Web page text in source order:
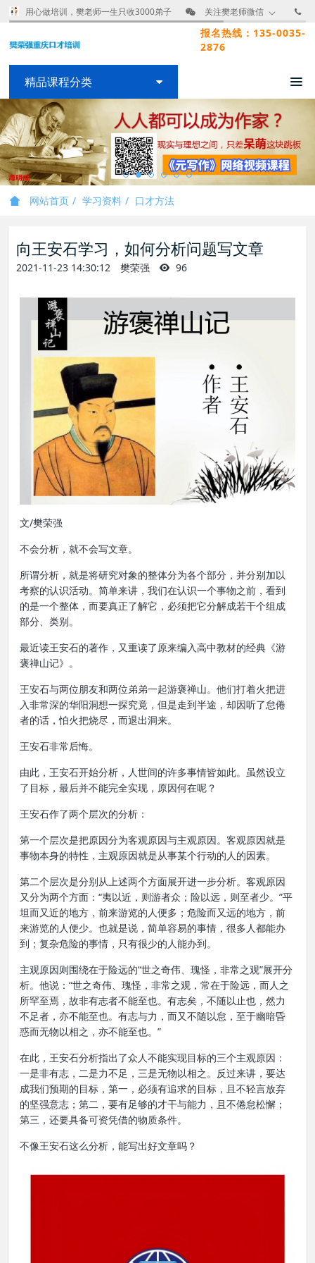
用心做培训，樊老师一生只收3000弟子 关注樊老师微信
报名热线：135-0035-
2876
精品课程分类
网站首页 学习资料 口才方法
向王安石学习，如何分析问题写文章
2021-11-23 14:30:12 樊荣强 96
文/樊荣强
不会分析，就不会写文章。
所谓分析，就是将研究对象的整体分为各个部分，并分别加以
考察的认识活动。简单来讲，我们在认识一个事物之前，看到
的是一个整体，而要真正了解它，必须把它分解成若干个组成
部分、类别。
最近读王安石的著作，又重读了原来编入高中教材的经典《游
褒禅山记》。
王安石与两位朋友和两位弟弟一起游褒禅山。他们打着火把进
入非常深的华阳洞想一探究竟，但是走到半途，却因听了怠倦
者的话，怕火把烧尽，而退出洞来。
王安石非常后悔。
由此，王安石开始分析，人世间的许多事情皆如此。虽然设立
了目标，最后并不能完全实现，原因何在呢？
王安石作了两个层次的分析：
第一个层次是把原因分为客观原因与主观原因。客观原因就是
事物本身的特性，主观原因就是从事某个行动的人的因素。
第二个层次是分别从上述两个方面展开进一步分析。客观原因
又分为两个方面：“夷以近，则游者众；险以远，则至者少。”平
坦而又近的地方，前来游览的人便多；危险而又远的地方，前
来游览的人便少。也就是说，简单容易的事情，很多人都能办
到；复杂危险的事情，只有很少的人能办到。
主观原因则围绕在于险远的“世之奇伟、瑰怪，非常之观”展开分
析。他说：“世之奇伟、瑰怪，非常之观，常在于险远，而人之
所罕至焉，故非有志者不能至也。有志矣，不随以止也，然力
不足者，亦不能至也。有志与力，而又不随以怠，至于幽暗昏
惑而无物以相之，亦不能至也。”
在此，王安石分析指出了众人不能实现目标的三个主观原因：
一是非有志，二是力不足，三是无物以相之。反过来讲，要达
成我们预期的目标，第一，必须有追求的目标，且不轻言放弃
的坚强意志；第二，要有足够的才干与能力，且不倦怠松懈；
第三，还要具备可资凭借的物质条件。
不像王安石这么分析，能写出好文章吗？